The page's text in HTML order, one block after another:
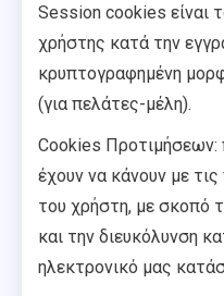
Session cookies είναι
χρήστης κατά την
κρυπτογραφημένη
(για πελάτες-μέλη).
Cookies Προτιμήσεων:
έχουν να κάνουν με
του χρήστη, με σκοπό
και την διευκόλυνση
ηλεκτρονικό μας